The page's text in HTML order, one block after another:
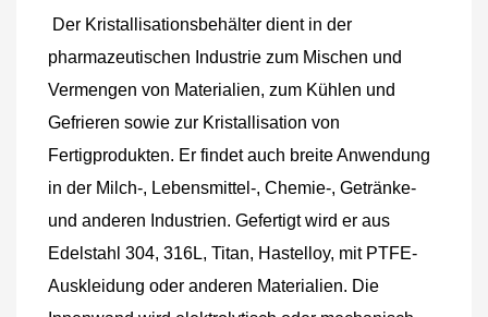
Der Kristallisationsbehälter dient in der
pharmazeutischen Industrie zum Mischen und
Vermengen von Materialien, zum Kühlen und
Gefrieren sowie zur Kristallisation von
Fertigprodukten. Er findet auch breite Anwendung
in der Milch-, Lebensmittel-, Chemie-, Getränke-
und anderen Industrien. Gefertigt wird er aus
Edelstahl 304, 316L, Titan, Hastelloy, mit PTFE-
Auskleidung oder anderen Materialien. Die